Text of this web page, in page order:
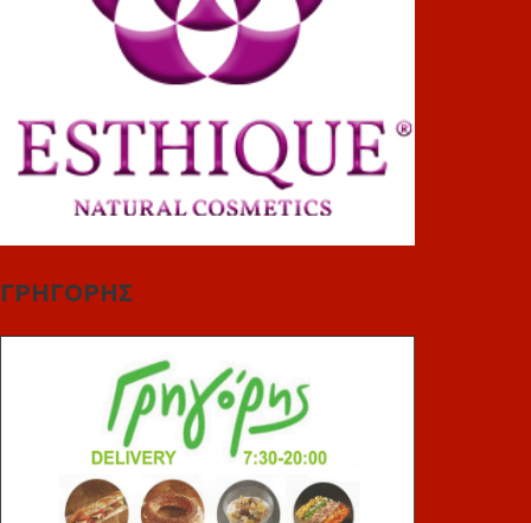
ΓΡΗΓΟΡΗΣ